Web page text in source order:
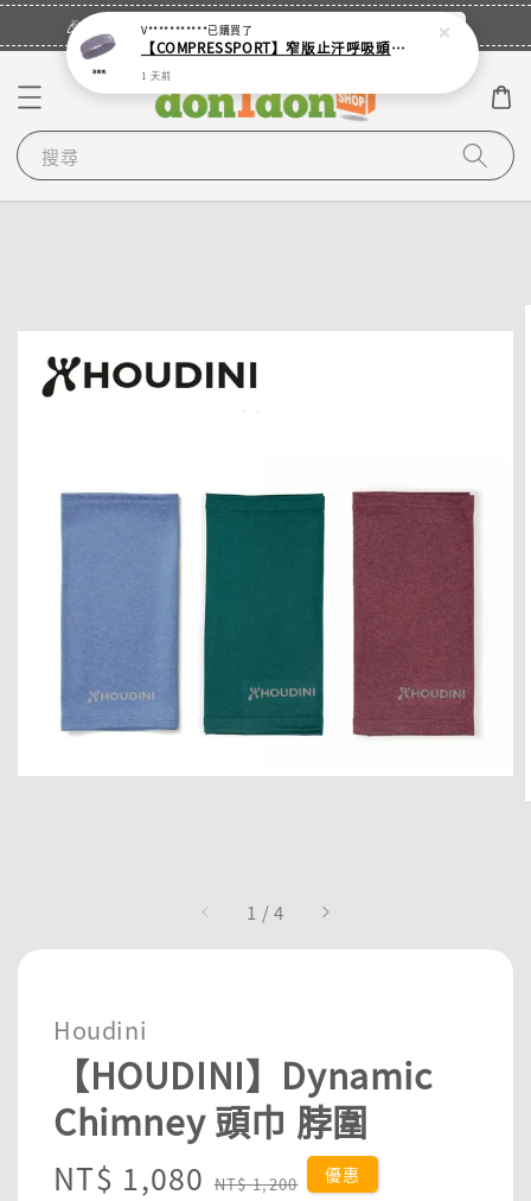
🎉登入會員・領取您的專屬折扣券！ 立即登入
搜尋
1 /4
Houdini
【HOUDINI】Dynamic
Chimney 頭巾 脖圍
Sale
NT$ 1,080 Regular
NT$ 1,200 優惠
V***********已購買了
【COMPRESSPORT】窄版止汗呼吸頭帶2.0_【零碼】
1 天前